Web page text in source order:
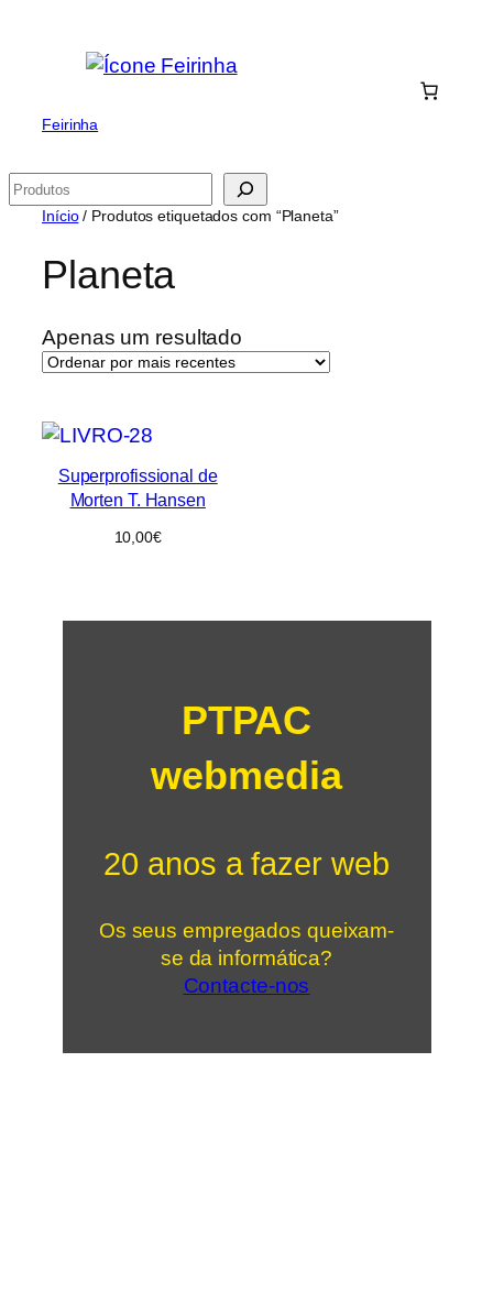
Feirinha
Pesquisar
Início/ Produtos etiquetados com “Planeta”
Planeta
Apenas um resultado
Superprofissional de
Morten T. Hansen
10,00€
PTPAC
webmedia
20 anos a fazer web
Os seus empregados queixam-
se da informática?
Contacte-nos